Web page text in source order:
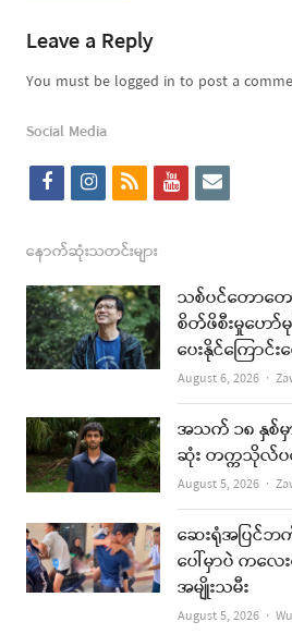
Leave a Reply
You must be logged in to post a
Social Media
f
c
e
b
o
k
i
s
t
a
g
a
m
r
s
y
t
u
b
e
e
i
l
နောက်ဆုံးသတင်းများ
သစ်ပင်တောတေ
စိတ်ဖိစီးမှုဟော်
ပေးနိုင်ကြောင်
August 6, 2026
အသက် ၁၈ နှစ်
ဆုံး တက္ကသိုလ်ပ
August 5, 2026
ဆေးရုံအပြင်
ပေါ်မှာပဲ ကလေ
အမျိုးသမီး
August 5, 2026